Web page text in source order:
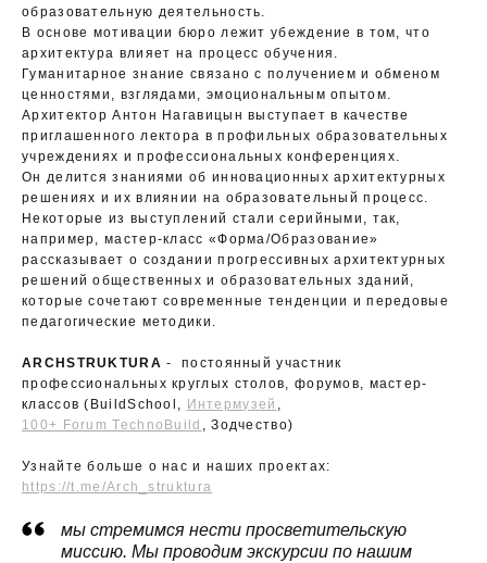
образовательную деятельность.
В основе мотивации бюро лежит убеждение в том, что
архитектура влияет на процесс обучения.
Гуманитарное знание связано с получением и обменом
ценностями, взглядами, эмоциональным опытом.
Архитектор Антон Нагавицын выступает в качестве
приглашенного лектора в профильных образовательных
учреждениях и профессиональных конференциях.
Он делится знаниями об инновационных архитектурных
решениях и их влиянии на образовательный процесс.
Некоторые из выступлений стали серийными, так,
например, мастер-класс «Форма/Образование»
рассказывает о создании прогрессивных архитектурных
решений общественных и образовательных зданий,
которые сочетают современные тенденции и передовые
педагогические методики.
ARCHSTRUKTURA - постоянный участник
профессиональных круглых столов, форумов, мастер-
классов (BuildSchool, Интермузей ,
100+ Forum TechnoBuild , Зодчество)
Узнайте больше о нас и наших проектах:
https://t.me/Arch_struktura
мы стремимся нести просветительскую
миссию. Мы проводим экскурсии по нашим